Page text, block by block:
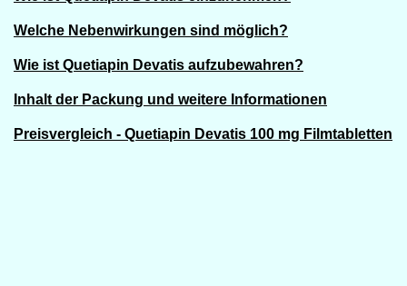
Welche Nebenwirkungen sind möglich?
Wie ist Quetiapin Devatis aufzubewahren?
Inhalt der Packung und weitere Informationen
Preisvergleich - Quetiapin Devatis 100 mg Filmtabletten